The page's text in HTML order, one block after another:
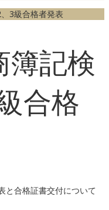
3級合格者発表
簿記検
合格
と合格証書交付について